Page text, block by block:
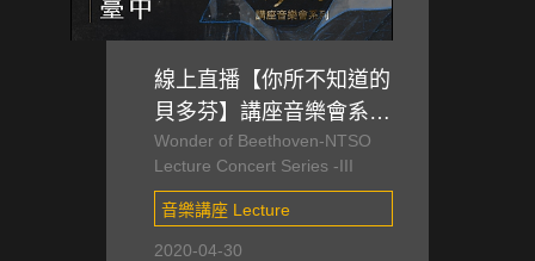
線上直播【你所不知道的
貝多芬】講座音樂會系列
III－重奏系列(取消公開
演出，改直播)
Wonder of Beethoven-NTSO
Lecture Concert Series -III
音樂講座 Lecture
2020-04-30